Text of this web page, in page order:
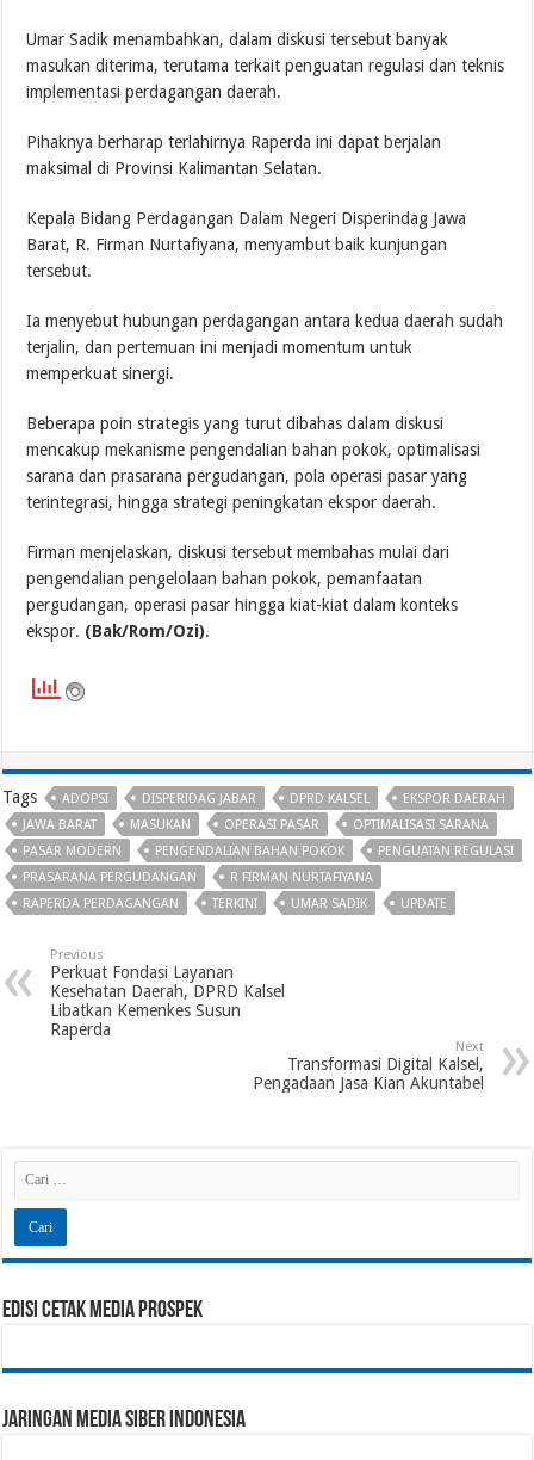
Umar Sadik menambahkan, dalam diskusi tersebut banyak
masukan diterima, terutama terkait penguatan regulasi dan teknis
implementasi perdagangan daerah.
Pihaknya berharap terlahirnya Raperda ini dapat berjalan
maksimal di Provinsi Kalimantan Selatan.
Kepala Bidang Perdagangan Dalam Negeri Disperindag Jawa
Barat, R. Firman Nurtafiyana, menyambut baik kunjungan
tersebut.
Ia menyebut hubungan perdagangan antara kedua daerah sudah
terjalin, dan pertemuan ini menjadi momentum untuk
memperkuat sinergi.
Beberapa poin strategis yang turut dibahas dalam diskusi
mencakup mekanisme pengendalian bahan pokok, optimalisasi
sarana dan prasarana pergudangan, pola operasi pasar yang
terintegrasi, hingga strategi peningkatan ekspor daerah.
Firman menjelaskan, diskusi tersebut membahas mulai dari
pengendalian pengelolaan bahan pokok, pemanfaatan
pergudangan, operasi pasar hingga kiat-kiat dalam konteks
ekspor. (Bak/Rom/Ozi).
Tags ADOPSI DISPERIDAG JABAR DPRD KALSEL
EKSPOR DAERAH
JAWA BARAT
MASUKAN OPERASI PASAR
OPTIMALISASI SARANA
PASAR MODERN
PENGENDALIAN BAHAN POKOK
PENGUATAN REGULASI
PRASARANA PERGUDANGAN
R FIRMAN NURTAFIYANA
RAPERDA PERDAGANGAN
TERKINI UMAR SADIK UPDATE
Previous
Perkuat Fondasi Layanan
Kesehatan Daerah, DPRD Kalsel
Libatkan Kemenkes Susun
Raperda
Next
Transformasi Digital Kalsel,
Pengadaan Jasa Kian Akuntabel
Edisi Cetak Media Prospek
Jaringan Media Siber Indonesia